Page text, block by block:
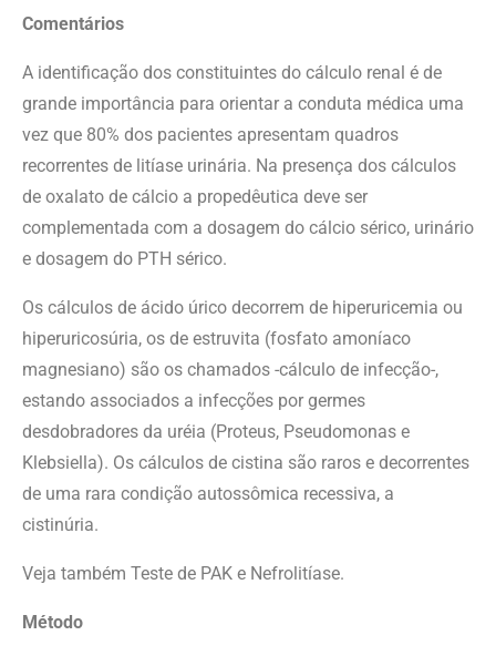
Comentários
A identificação dos constituintes do cálculo renal é de
grande importância para orientar a conduta médica uma
vez que 80% dos pacientes apresentam quadros
recorrentes de litíase urinária. Na presença dos cálculos
de oxalato de cálcio a propedêutica deve ser
complementada com a dosagem do cálcio sérico, urinário
e dosagem do PTH sérico.
Os cálculos de ácido úrico decorrem de hiperuricemia ou
hiperuricosúria, os de estruvita (fosfato amoníaco
magnesiano) são os chamados -cálculo de infecção-,
estando associados a infecções por germes
desdobradores da uréia (Proteus, Pseudomonas e
Klebsiella). Os cálculos de cistina são raros e decorrentes
de uma rara condição autossômica recessiva, a
cistinúria.
Veja também Teste de PAK e Nefrolitíase.
Método